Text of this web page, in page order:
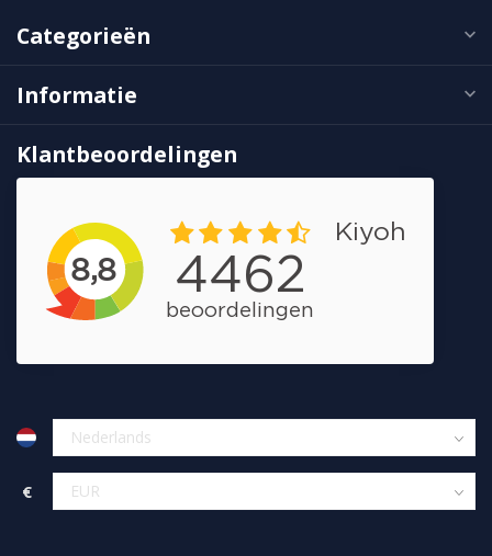
Categorieën
Informatie
Klantbeoordelingen
€